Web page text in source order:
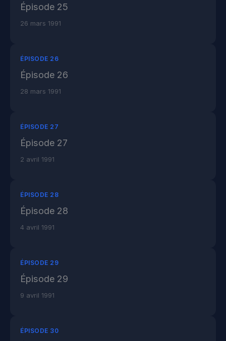
Épisode 25
26 mars 1991
ÉPISODE 26
Épisode 26
28 mars 1991
ÉPISODE 27
Épisode 27
2 avril 1991
ÉPISODE 28
Épisode 28
4 avril 1991
ÉPISODE 29
Épisode 29
9 avril 1991
ÉPISODE 30